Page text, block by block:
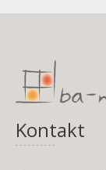
Kontakt